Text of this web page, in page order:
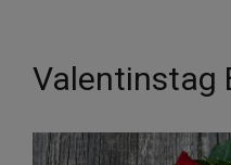
Valentinstag